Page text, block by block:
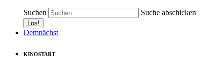
Suchen Suche abschicken
Demnächst
KINOSTART